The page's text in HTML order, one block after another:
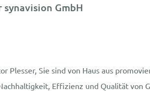
synavision GmbH
Plesser, Sie sind von Haus aus
Effizienz und Qualität von